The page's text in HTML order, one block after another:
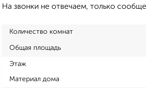
На звонки не отвечаем, только
Количество комнат
Общая площадь
Этаж
Материал дома